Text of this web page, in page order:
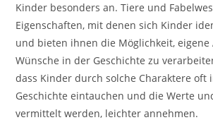
Kinder besonders an. Tiere und
Eigenschaften, mit denen sich Kinder
und bieten ihnen die Möglichkeit, eigene
Wünsche in der Geschichte zu
dass Kinder durch solche Charaktere oft
Geschichte eintauchen und die Werte
vermittelt werden, leichter annehmen.